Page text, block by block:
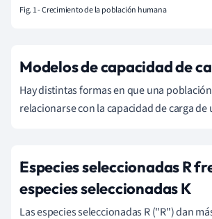
Fig. 1 - Crecimiento de la población humana
Modelos de capacidad de
Hay distintas formas en que una
relacionarse con la capacidad de carga
Especies seleccionadas R
especies seleccionadas K
Las especies seleccionadas R ("R") dan